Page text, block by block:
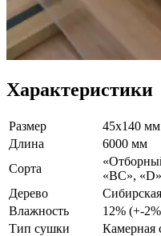
Характеристики
Размер
45х140 мм
Длина
6000 мм
Сорта
«ВС», «D»
Дерево
Влажность
12% (+-
Тип сушки
Камерная